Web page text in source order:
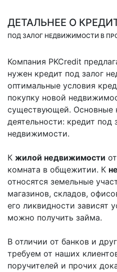
ДЕТАЛЬНЕЕ О
ПОД ЗАЛОГ НЕДВИЖИМОСТИ В
Компания PKCredit
нужен кредит под залог
оптимальные условия
покупку новой
существующей. Основные
деятельности: кредит
недвижимости.
К жилой недвижимости
комната в общежитии. К
относятся земельные
магазинов, складов,
его ликвидности зависят
можно получить займа.
В отличии от банков и
требуем от наших
поручителей и прочих